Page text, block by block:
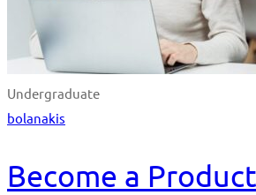
Undergraduate
bolanakis
Become a